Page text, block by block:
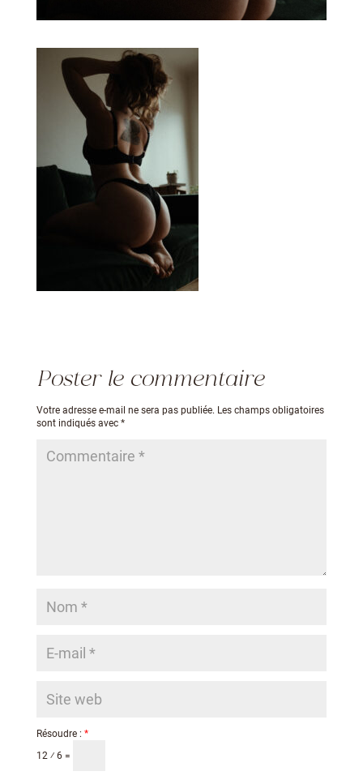
Poster le commentaire
Votre adresse e-mail ne sera pas publiée. Les champs obligatoires
sont indiqués avec *
Résoudre : *
12 ⁄ 6 =